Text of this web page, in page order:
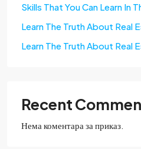
Skills That You Can Learn In
Learn The Truth About Real
Learn The Truth About Real
Recent
Нема коментара за приказ.